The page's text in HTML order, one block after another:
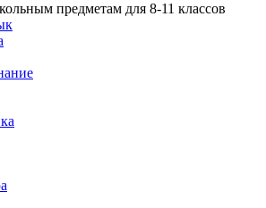
предметам для 8-11 классов